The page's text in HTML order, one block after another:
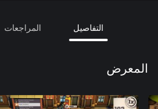
التفاصيل المراجعات
المعرض